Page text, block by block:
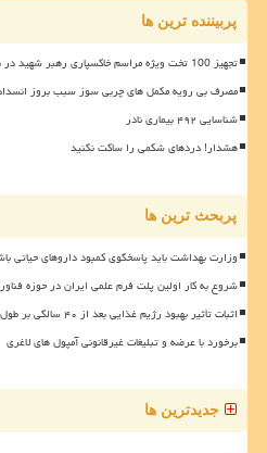
پربیننده ترین ها
تجهیز 100 تخت ویژه مراسم خاکسپاری رهبر شهید در بیمارستان صحرایی مصلی به علاوه فیلم
مصرف بی رویه مکمل های چربی سوز سبب بروز
شناسایی ۴۹۲ بیماری نادر
هشدار! دردهای شکمی را ساکت نکنید
پربحث ترین ها
وزارت بهداشت باید پاسخگوی کمبود داروهای حیاتی
شروع به کار اولین پلت فرم علمی ایران در حوزه
اثبات تأثیر بهبود رژیم غذایی بعد از ۴۰ سالگی بر طول عمر
برخورد با عرضه و تبلیغات غیرقانونی آمپول های لاغری
جدیدترین ها